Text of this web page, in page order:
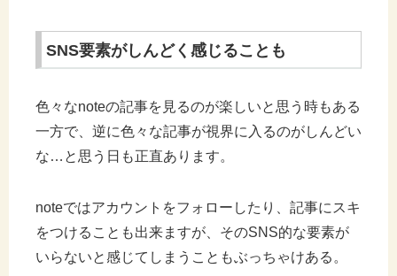
SNS要素がしんどく感じることも
色々なnoteの記事を見るのが楽しいと思う時もある
一方で、逆に色々な記事が視界に入るのがしんどい
な…と思う日も正直あります。
noteではアカウントをフォローしたり、記事にスキ
をつけることも出来ますが、そのSNS的な要素が
いらないと感じてしまうこともぶっちゃけある。